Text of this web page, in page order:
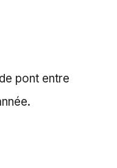
pont entre